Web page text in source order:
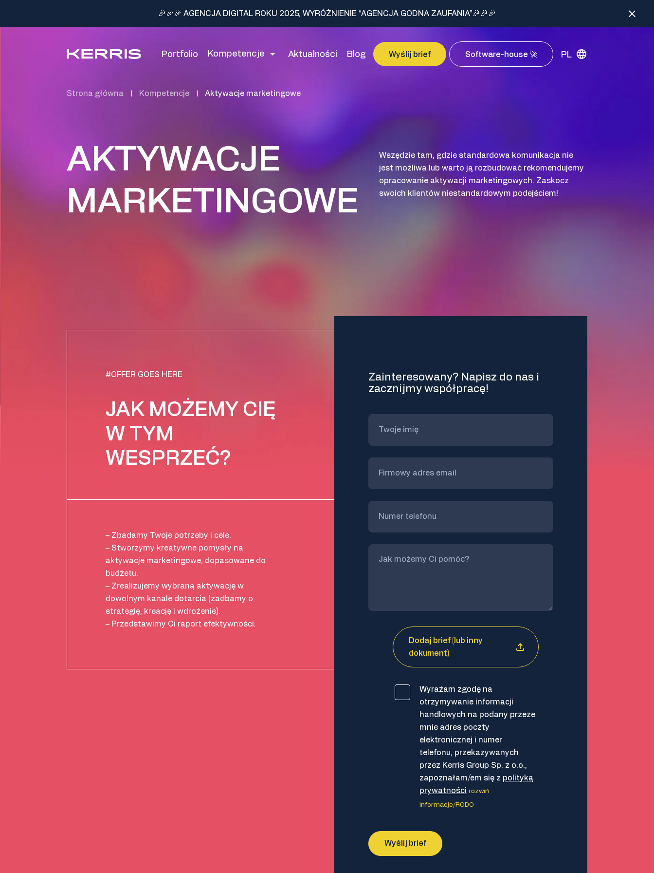
🎉🎉🎉 AGENCJA DIGITAL ROKU 2025, WYRÓŻNIENIE “AGENCJA GODNA ZAUFANIA”🎉🎉🎉
Portfolio Kompetencje Aktualności Blog Wyślij brief Software-house 🚀 PL
Strona główna Kompetencje Aktywacje marketingowe
AKTYWACJE
MARKETINGOWE
Wszędzie tam, gdzie standardowa komunikacja nie
jest możliwa lub warto ją rozbudować rekomendujemy
opracowanie aktywacji marketingowych. Zaskocz
swoich klientów niestandardowym podejściem!
#OFFER GOES HERE
JAK MOŻEMY CIĘ
W TYM
WESPRZEĆ?
– Zbadamy Twoje potrzeby i cele.
– Stworzymy kreatywne pomysły na
aktywacje marketingowe, dopasowane do
budżetu.
– Zrealizujemy wybraną aktywację w
dowolnym kanale dotarcia (zadbamy o
strategię, kreację i wdrożenie).
– Przedstawimy Ci raport efektywności.
Zainteresowany? Napisz do nas i
zacznijmy współpracę!
Dodaj brief (lub inny
dokument)
Wyrażam zgodę na
otrzymywanie informacji
handlowych na podany przeze
mnie adres poczty
elektronicznej i numer
telefonu, przekazywanych
przez Kerris Group Sp. z o.o.,
zapoznałam/em się z polityką
prywatności rozwiń
informacje/RODO